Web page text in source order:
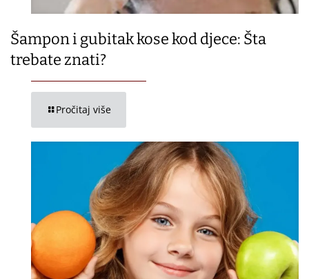
Šampon i gubitak kose kod djece: Šta
trebate znati?
Pročitaj više